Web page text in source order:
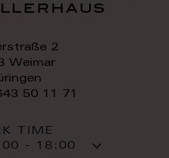
2
Weimar
50 11 71
TIME
- 18:00